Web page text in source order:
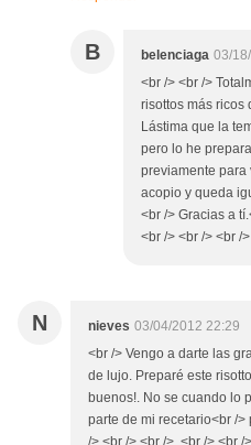
B belenciaga 03/
<br /> <br />
risottos más ricos
Lástima que la
pero lo he
previamente
acopio y queda
<br /> Gracias a
<br /> <br /> <br />
N nieves 03/04/2012 22:29
<br /> Vengo a darte las
de lujo. Preparé este
buenos!. No se cuando lo
parte de mi recetario<br />
/> <br /> <br /> <br /> <br /